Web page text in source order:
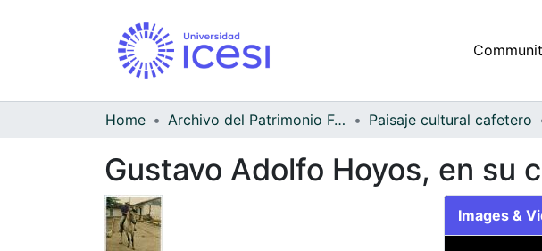
Home Archivo del Patrimonio Fotográfico y Fílmico del Valle del Cauca Paisaje cultural cafetero
Gustavo Adolfo Hoyos, en su
Images &